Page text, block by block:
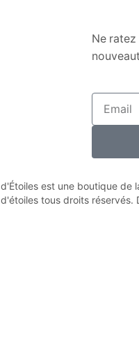
Ne ratez
est une boutique
tous droits réservés.